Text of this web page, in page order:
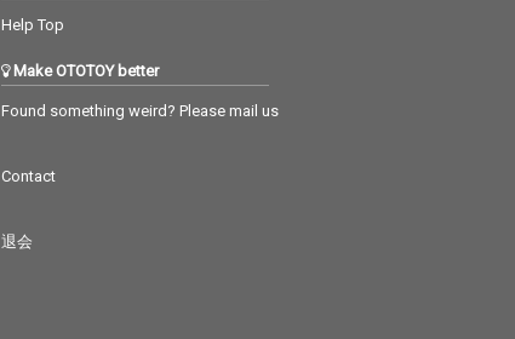
Help Top
Make OTOTOY better
Found something weird? Please mail us
Contact
退会